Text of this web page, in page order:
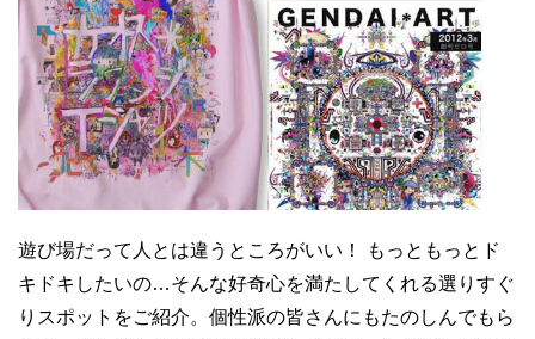
遊び場だって人とは違うところがいい！ もっともっとド
キドキしたいの…そんな好奇心を満たしてくれる選りすぐ
りスポットをご紹介。個性派の皆さんにもたのしんでもら